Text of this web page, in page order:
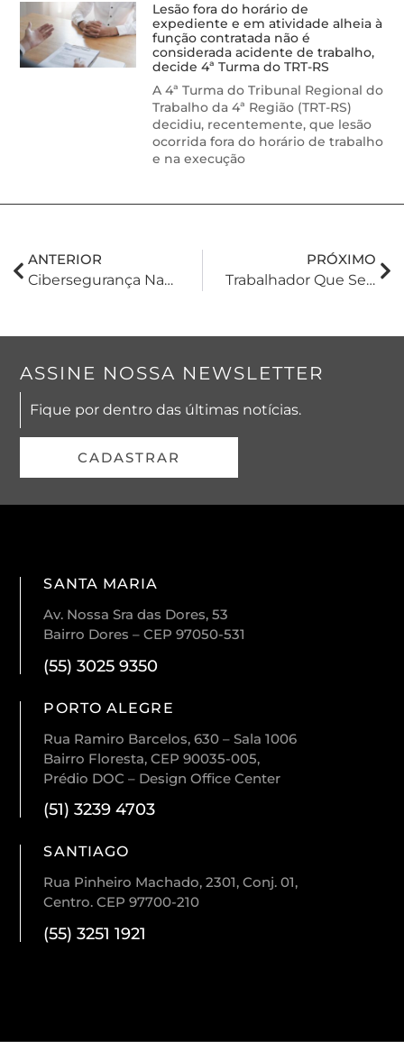
Lesão fora do horário de
expediente e em atividade alheia à
função contratada não é
considerada acidente de trabalho,
decide 4ª Turma do TRT-RS
A 4ª Turma do Tribunal Regional do
Trabalho da 4ª Região (TRT-RS)
decidiu, recentemente, que lesão
ocorrida fora do horário de trabalho
e na execução
ANTERIOR
Cibersegurança Nacional Em Foco: Brasil Reforça Defesas Cibernéticas Com Novo Decreto
PRÓXIMO
Trabalhador Que Se Recuperou De Doença Ocupacional Perde Direito À Pensão Mensal Paga Pela Empresa
ASSINE NOSSA NEWSLETTER
Fique por dentro das últimas notícias.
CADASTRAR
SANTA MARIA
Av. Nossa Sra das Dores, 53
Bairro Dores – CEP 97050-531
(55) 3025 9350
PORTO ALEGRE
Rua Ramiro Barcelos, 630 – Sala 1006
Bairro Floresta, CEP 90035-005,
Prédio DOC – Design Office Center
(51) 3239 4703
SANTIAGO
Rua Pinheiro Machado, 2301, Conj. 01,
Centro. CEP 97700-210
(55) 3251 1921